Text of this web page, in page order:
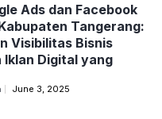
Ads dan Facebook
Tangerang:
Visibilitas Bisnis
Iklan Digital yang
June 3, 2025